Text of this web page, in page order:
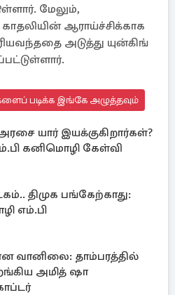
மேலும்,
ஆராய்ச்சிக்காக
அடுத்து யுன்கிங்
படிக்க இங்கே அழுத்தவும்
யார் இயக்குகிறார்கள்?
கனிமொழி கேள்வி
திமுக பங்கேற்காது:
எம்.பி
வானிலை: தாம்பரத்தில்
அமித் ஷா